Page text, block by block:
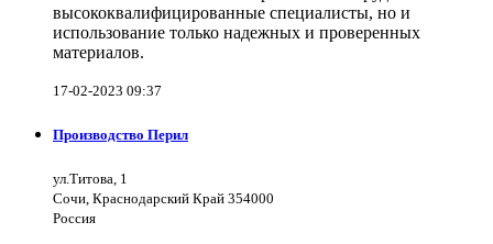
высококвалифицированные специалисты, но и
использование только надежных и проверенных
материалов.
17-02-2023 09:37
Производство Перил
ул.Титова, 1
Сочи, Краснодарский Край 354000
Россия